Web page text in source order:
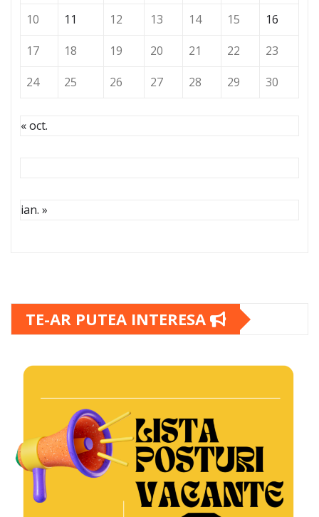
10 11 12 13 14 15
16
17
18 19 20 21 22
23
24
25 26 27 28 29 30
« oct.
ian. »
TE-AR PUTEA INTERESA